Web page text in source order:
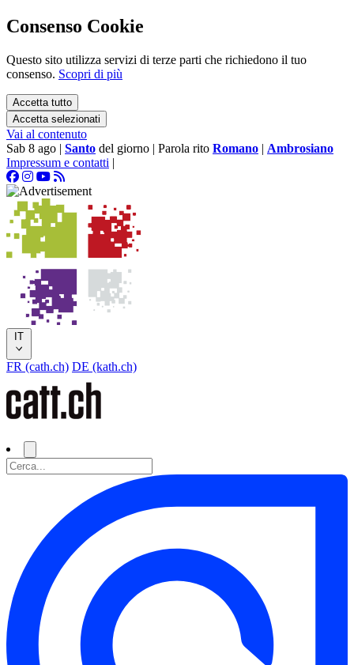
Consenso Cookie
Questo sito utilizza servizi di terze parti che richiedono il tuo
consenso. Scopri di più
Accetta tutto
Accetta selezionati
Vai al contenuto
Sab 8 ago | Santo del giorno | Parola rito Romano | Ambrosiano
Impressum e contatti |
IT
FR (cath.ch) DE (kath.ch)